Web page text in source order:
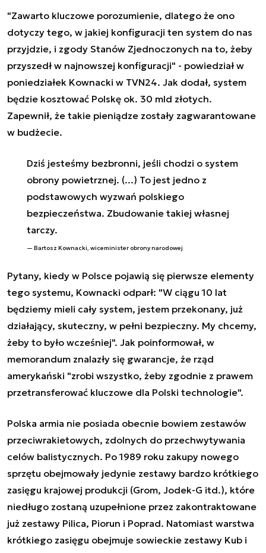
"Zawarto kluczowe porozumienie, dlatego że ono
dotyczy tego, w jakiej konfiguracji ten system do nas
przyjdzie, i zgody Stanów Zjednoczonych na to, żeby
przyszedł w najnowszej konfiguracji" - powiedział w
poniedziałek Kownacki w TVN24. Jak dodał, system
będzie kosztować Polskę ok. 30 mld złotych.
Zapewnił, że takie pieniądze zostały zagwarantowane
w budżecie.
Dziś jesteśmy bezbronni, jeśli chodzi o system
obrony powietrznej. (...) To jest jedno z
podstawowych wyzwań polskiego
bezpieczeństwa. Zbudowanie takiej własnej
tarczy.
Bartosz Kownacki, wiceminister obrony narodowej
Pytany, kiedy w Polsce pojawią się pierwsze elementy
tego systemu, Kownacki odparł: "W ciągu 10 lat
będziemy mieli cały system, jestem przekonany, już
działający, skuteczny, w pełni bezpieczny. My chcemy,
żeby to było wcześniej". Jak poinformował, w
memorandum znalazły się gwarancje, że rząd
amerykański "zrobi wszystko, żeby zgodnie z prawem
przetransferować kluczowe dla Polski technologie".
Polska armia nie posiada obecnie bowiem zestawów
przeciwrakietowych, zdolnych do przechwytywania
celów balistycznych. Po 1989 roku zakupy nowego
sprzętu obejmowały jedynie zestawy bardzo krótkiego
zasięgu krajowej produkcji (Grom, Jodek-G itd.), które
niedługo zostaną uzupełnione przez zakontraktowane
już zestawy Pilica, Piorun i Poprad. Natomiast warstwa
krótkiego zasięgu obejmuje sowieckie zestawy Kub i